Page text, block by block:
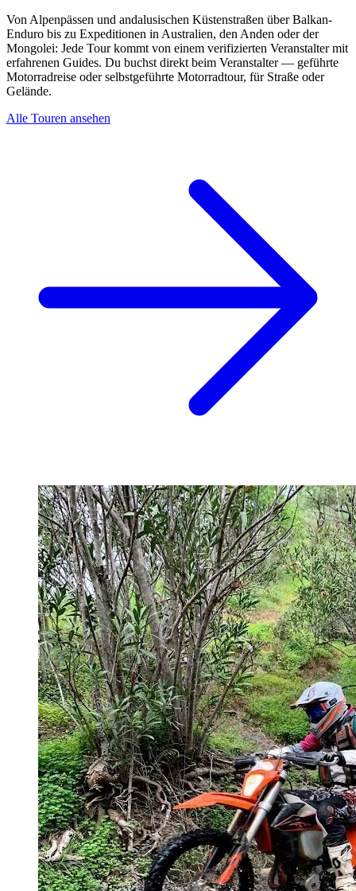
Von Alpenpässen und andalusischen Küstenstraßen über Balkan-
Enduro bis zu Expeditionen in Australien, den Anden oder der
Mongolei: Jede Tour kommt von einem verifizierten Veranstalter mit
erfahrenen Guides. Du buchst direkt beim Veranstalter — geführte
Motorradreise oder selbstgeführte Motorradtour, für Straße oder
Gelände.
Alle Touren ansehen